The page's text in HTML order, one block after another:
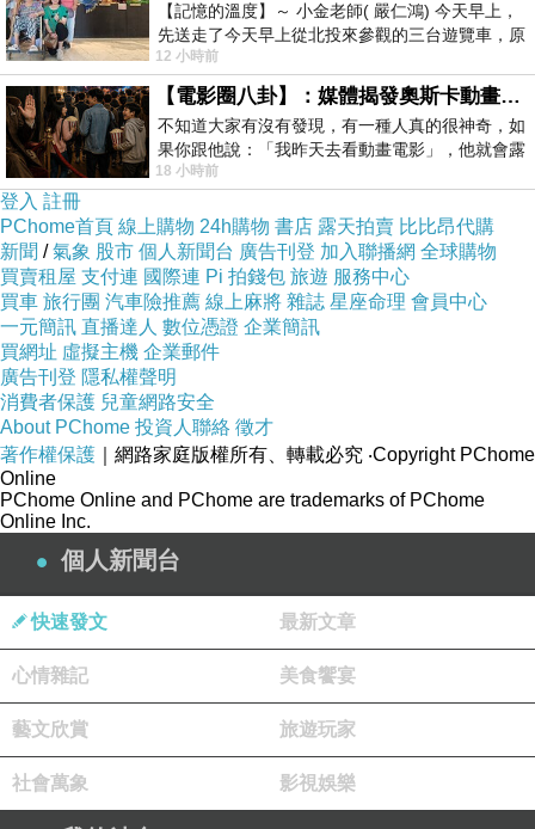
分鐘就能抵達
信義遠東百貨；因為B1-B2市機車停車場、
B4-B5有汽車停車場，向騎車或開車來的朋友也不用擔心
停車的問題。
因為Hooters信義店位於14樓，百貨公司打烊後深夜食堂
須搭電梯出入，而目前
旁邊緊鄰A13的大門
想搭電梯的朋友從 A13和A11中間單行道的入口進入，由
蘋果旗艦店旁的西側門口進入就能找到遠百信義a13電梯
位置，搭電梯到14樓。等遠百信義a13電影院 營業後信義
遠百應該會再視情況調整
遠東百貨信義A13引進多餐飲品牌且在14樓打造了深夜食
【記憶的溫度】～ 小金老師( 嚴仁鴻) 今天早上，
先送走了今天早上從北投來參觀的三台遊覽車，原
以為展場已經差不多要安靜下來，卻發
12 小時前
【電影圈八卦】：媒體揭發奧斯卡動畫項目投票醜聞！好萊塢為什麼看不起動畫電影？
不知道大家有沒有發現，有一種人真的很神奇，如
果你跟他說：「我昨天去看動畫電影」，他就會露
出一種慈祥的微笑，然後問你是不是陪小
18 小時前
登入 註冊
PChome首頁 線上購物 24h購物 書店 露天拍賣 比比昂代購
新聞 /氣象 股市 個人新聞台 廣告刊登 加入聯播網 全球購物
買賣租屋 支付連 國際連 Pi 拍錢包 旅遊 服務中心
買車 旅行團 汽車險推薦 線上麻將 雜誌 星座命理 會員中心
一元簡訊 直播達人 數位憑證 企業簡訊
買網址 虛擬主機 企業郵件
廣告刊登 隱私權聲明
消費者保護 兒童網路安全
About PChome 投資人聯絡 徵才
著作權保護 ｜網路家庭版權所有、轉載必究 ‧Copyright PChome
Online
PChome Online and PChome are trademarks of PChome
Online Inc.
個人新聞台
快速發文 最新文章
心情雜記 美食饗宴
藝文欣賞 旅遊玩家
社會萬象 影視娛樂